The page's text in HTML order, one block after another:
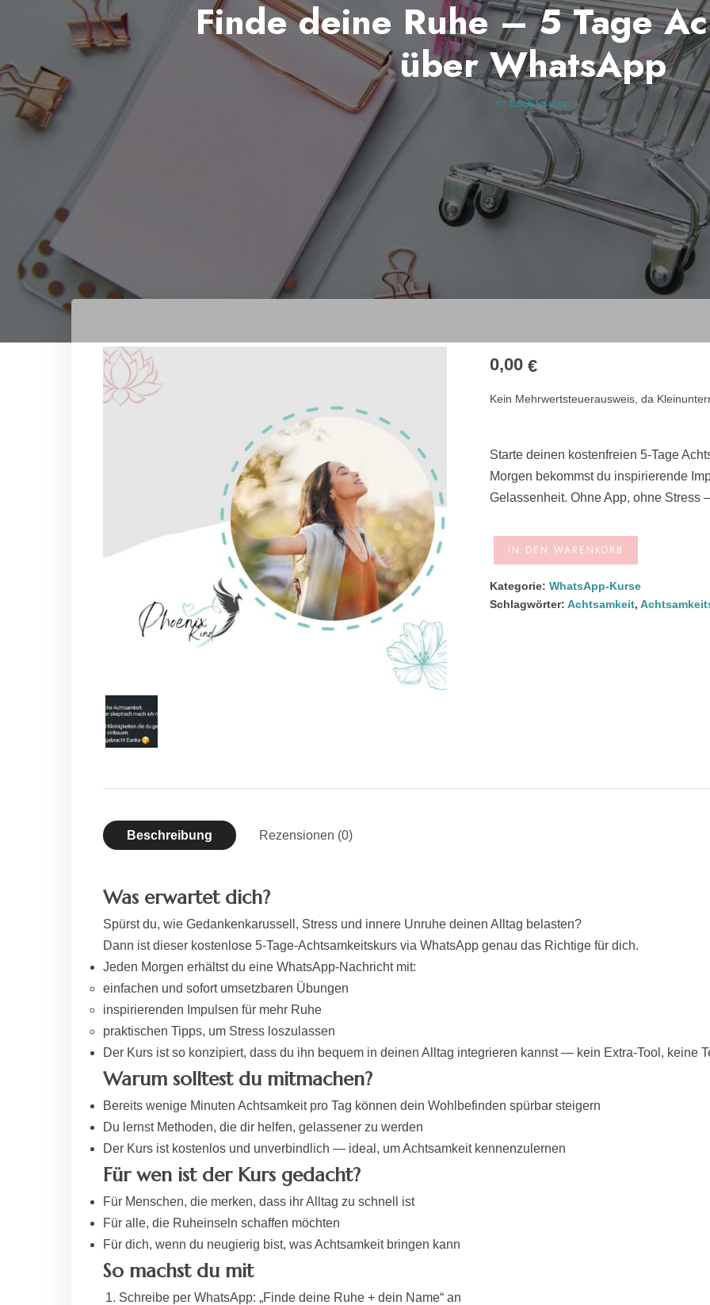
Finde deine Ruhe – 5 Tage
über WhatsApp
Back to shop
0,00 €
Kein Mehrwertsteuerausweis, da
Starte deinen kostenfreien 5-Tage
Morgen bekommst du inspirierende
Gelassenheit. Ohne App, ohne Stress
IN DEN WARENKORB
l
t
e
Kategorie: WhatsApp-Kurse
Schlagwörter: Achtsamkeit,
Beschreibung Rezensionen (0)
Was erwartet dich?
Spürst du, wie Gedankenkarussell, Stress und innere Unruhe deinen Alltag belasten?
Dann ist dieser kostenlose 5-Tage-Achtsamkeitskurs via WhatsApp genau das Richtige für dich.
Jeden Morgen erhältst du eine WhatsApp-Nachricht mit:
einfachen und sofort umsetzbaren Übungen
inspirierenden Impulsen für mehr Ruhe
praktischen Tipps, um Stress loszulassen
Der Kurs ist so konzipiert, dass du ihn bequem in deinen Alltag integrieren kannst — kein Extra-Tool, keine
Warum solltest du mitmachen?
Bereits wenige Minuten Achtsamkeit pro Tag können dein Wohlbefinden spürbar steigern
Du lernst Methoden, die dir helfen, gelassener zu werden
Der Kurs ist kostenlos und unverbindlich — ideal, um Achtsamkeit kennenzulernen
Für wen ist der Kurs gedacht?
Für Menschen, die merken, dass ihr Alltag zu schnell ist
Für alle, die Ruheinseln schaffen möchten
Für dich, wenn du neugierig bist, was Achtsamkeit bringen kann
So machst du mit
Schreibe per WhatsApp: „Finde deine Ruhe + dein Name“ an